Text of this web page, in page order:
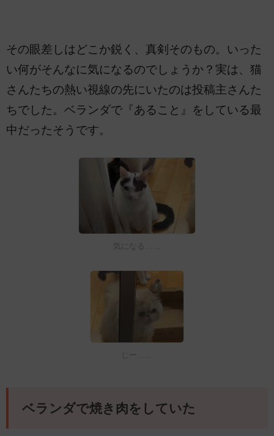
その眼差しはどこか鋭く、真剣そのもの。いった
い何がそんなに気になるのでしょうか？実は、猫
さんたちの熱い視線の先にいたのは投稿主さんた
ちでした。ベランダで『あること』をしている最
中だったそうです。
気になる……
ベランダで焼き肉をしていた